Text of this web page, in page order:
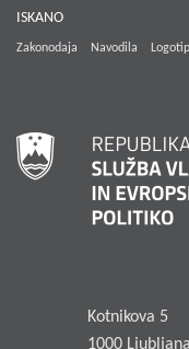
ISKANO
Zakonodaja Navodila
Kotnikova 5
1000 Ljubljana